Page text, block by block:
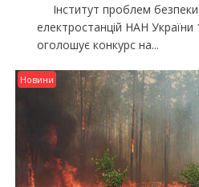
Інститут проблем
електростанцій НАН України
оголошує конкурс на...
Новини